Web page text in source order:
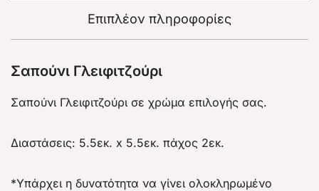
Επιπλέον πληροφορίες
Σαπούνι Γλειφιτζούρι
Σαπούνι Γλειφιτζούρι σε χρώμα επιλογής σας.
Διαστάσεις: 5.5εκ. x 5.5εκ. πάχος 2εκ.
*Υπάρχει η δυνατότητα να γίνει ολοκληρωμένο